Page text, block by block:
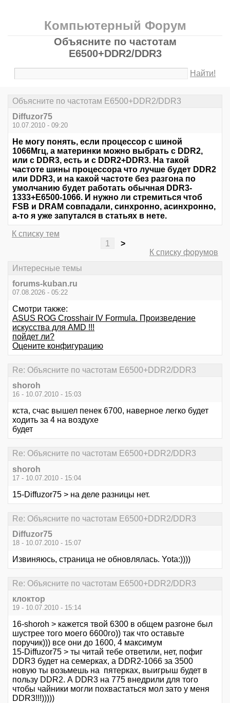
Компьютерный Форум
Объясните по частотам
E6500+DDR2/DDR3
Найти!
Объясните по частотам E6500+DDR2/DDR3
Diffuzor75
10.07.2010 - 09:20
Не могу понять, если процессор с шиной
1066Мгц, а материнки можно выбрать с DDR2,
или с DDR3, есть и с DDR2+DDR3. На такой
частоте шины процессора что лучше будет DDR2
или DDR3, и на какой частоте без разгона по
умолчанию будет работать обычная DDR3-
1333+E6500-1066. И нужно ли стремиться чтоб
FSB и DRAM совпадали, синхронно, асинхронно,
а-то я уже запутался в статьях в нете.
К списку тем
1
>
К списку форумов
Интересные темы
forums-kuban.ru
07.08.2026 - 05:22
Смотри также:
ASUS ROG Crosshair IV Formula. Произведение
искусства для AMD !!!
пойдет ли?
Оцените конфигурацию
Re: Объясните по частотам E6500+DDR2/DDR3
shoroh
16 - 10.07.2010 - 15:03
кста, счас вышел пенек 6700, наверное легко будет
ходить за 4 на воздухе
будет
Re: Объясните по частотам E6500+DDR2/DDR3
shoroh
17 - 10.07.2010 - 15:04
15-Diffuzor75 > на деле разницы нет.
Re: Объясните по частотам E6500+DDR2/DDR3
Diffuzor75
18 - 10.07.2010 - 15:07
Извиняюсь, страница не обновлялась. Yota:))))
Re: Объясните по частотам E6500+DDR2/DDR3
клоктор
19 - 10.07.2010 - 15:14
16-shoroh > кажется твой 6300 в общем разгоне был
шустрее того моего 6600го)) так что оставьте
поручик))) все они до 1600, 4 максимум
15-Diffuzor75 > ты читай тебе ответили, нет, пофиг
DDR3 будет на семерках, а DDR2-1066 за 3500
новую ты возьмешь на пятерках, выигрыш будет в
пользу DDR2. А DDR3 на 775 внедрили для того
чтобы чайники могли похвастаться мол зато у меня
DDR3!!!)))))